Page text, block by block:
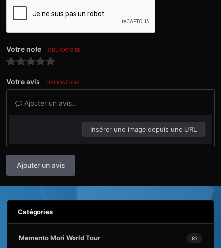
Votre note OBLIGATOIRE
Votre avis OBLIGATOIRE
Ajouter un avis…
Insérer une image depuis une URL
Ajouter un avis
Catégories
81
Memento Mori World Tour